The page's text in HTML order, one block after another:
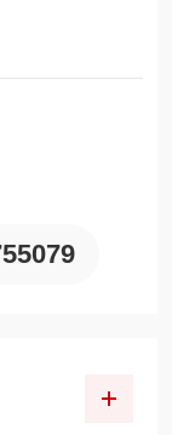
进入中国大陆市
有运营网点，业